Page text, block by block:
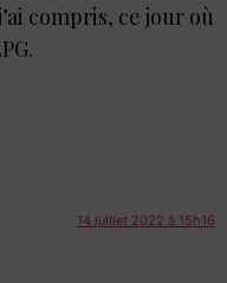
compris, ce jour où
14 juillet 2022 à 15h16